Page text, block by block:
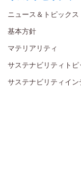
ニュース＆トピックス
基本方針
マテリアリティ
サステナビリティトピ
サステナビリティイン